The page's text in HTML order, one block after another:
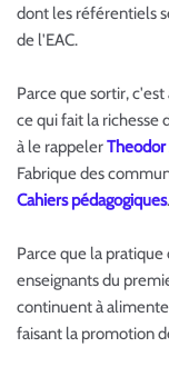
dont les référentiels
de l'EAC.
Parce que sortir,
ce qui fait la richesse
à le rappeler
Fabrique des
Cahiers pédagogiques.
Parce que la pratique
enseignants du
continuent à
faisant la promotion